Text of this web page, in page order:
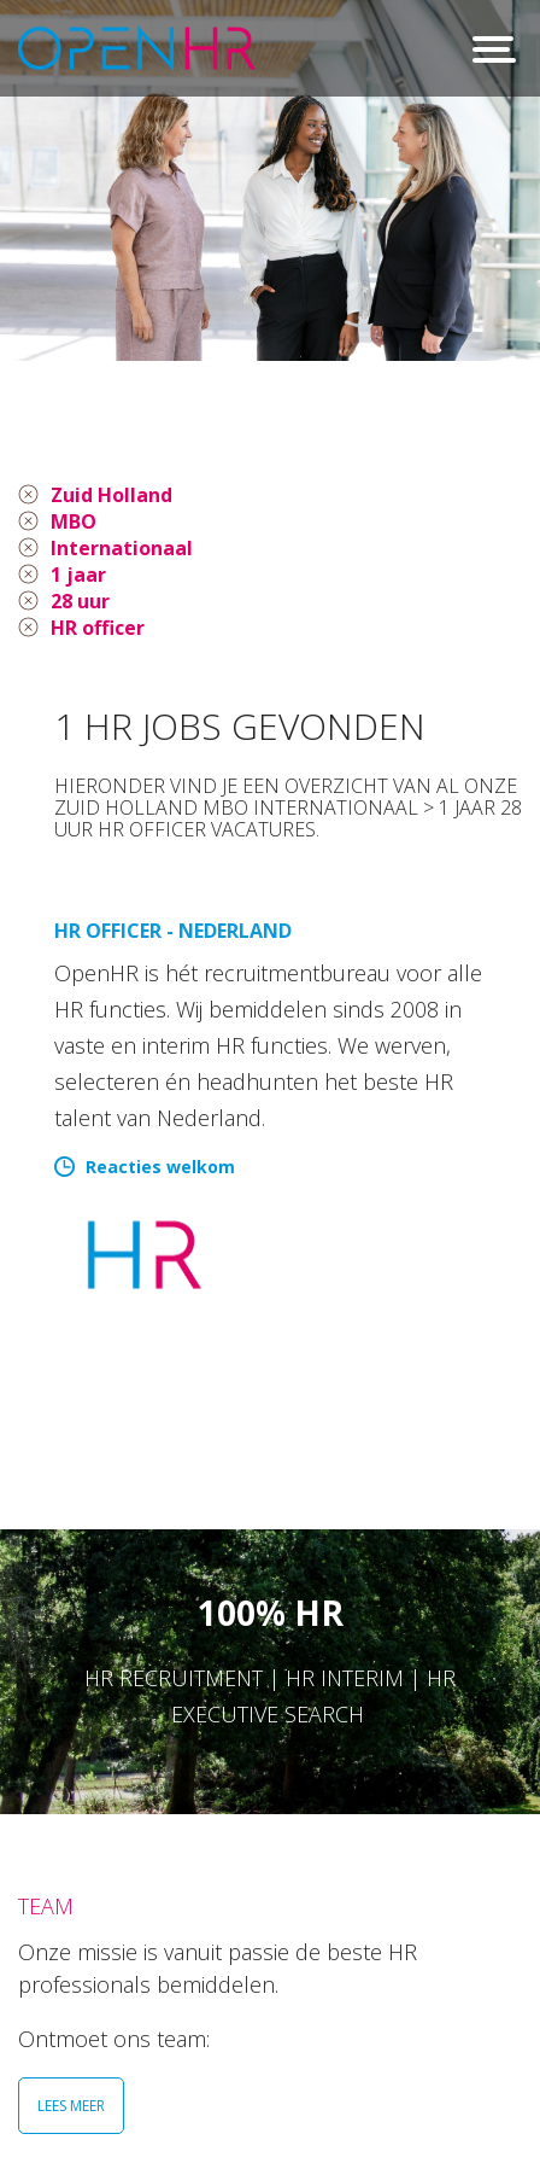
Zuid Holland
MBO
Internationaal
1 jaar
28 uur
HR officer
1 HR JOBS GEVONDEN
HIERONDER VIND JE EEN OVERZICHT VAN AL ONZE
ZUID HOLLAND MBO INTERNATIONAAL > 1 JAAR 28
UUR HR OFFICER VACATURES.
HR OFFICER - NEDERLAND
OpenHR is hét recruitmentbureau voor alle
HR functies. Wij bemiddelen sinds 2008 in
vaste en interim HR functies. We werven,
selecteren én headhunten het beste HR
talent van Nederland.
Reacties welkom
100% HR
HR RECRUITMENT | HR INTERIM | HR
EXECUTIVE SEARCH
TEAM
Onze missie is vanuit passie de beste HR
professionals bemiddelen.
Ontmoet ons team:
LEES MEER